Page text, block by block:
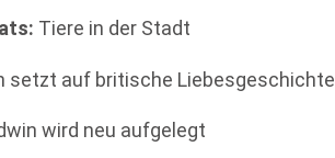
Tiere in der Stadt
setzt auf britische Liebesgeschichte
wird neu aufgelegt